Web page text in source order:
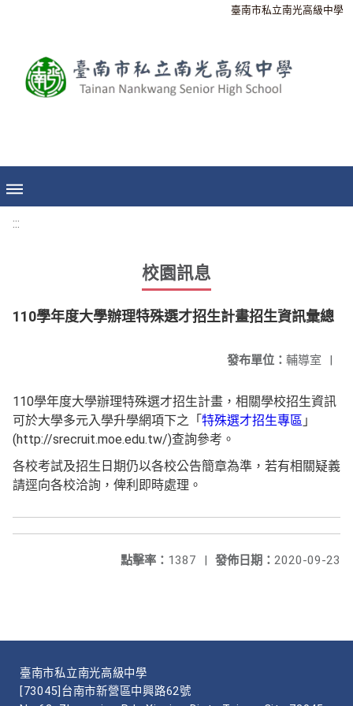
臺南市私立南光高級中學
:::
校園訊息
110學年度大學辦理特殊選才招生計畫招生資訊彙總
發布單位： 輔導室 |
110學年度大學辦理特殊選才招生計畫，相關學校招生資訊
可於大學多元入學升學網項下之「 特殊選才招生專區 」
(http://srecruit.moe.edu.tw/)查詢參考。
各校考試及招生日期仍以各校公告簡章為準，若有相關疑義
請逕向各校洽詢，俾利即時處理。
發佈日期： 2020-09-23
點擊率： 1387 |
臺南市私立南光高級中學
[73045]台南市新營區中興路62號